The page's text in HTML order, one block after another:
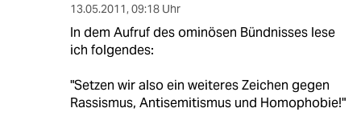
13.05.2011, 09:18 Uhr
In dem Aufruf des ominösen Bündnisses lese
ich folgendes:
"Setzen wir also ein weiteres Zeichen gegen
Rassismus, Antisemitismus und Homophobie!"